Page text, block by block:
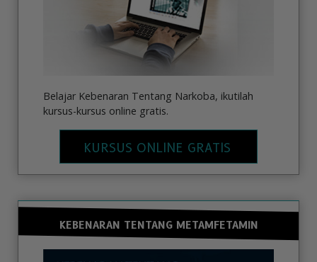
Belajar Kebenaran Tentang Narkoba, ikutilah
kursus-kursus online gratis.
KURSUS ONLINE GRATIS
KEBENARAN TENTANG METAMFETAMIN